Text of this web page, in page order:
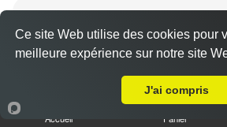
Dès 9.00 €
Base sauce poivre, mozzarella,
Accueil Panier
Ce site Web utilise des cookies pour
meilleure expérience sur notre site
J'ai compris